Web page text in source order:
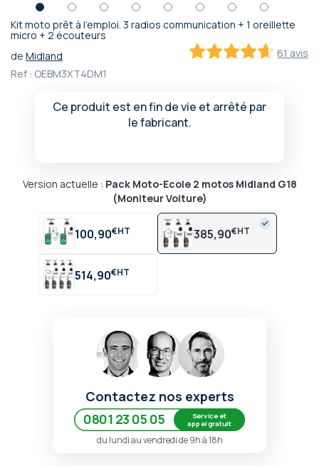
Kit moto prêt à l'emploi. 3 radios communication + 1 oreillette
micro + 2 écouteurs
61 avis
de Midland
Ref : OEBM3XT4DM1
Ce produit est en fin de vie et arrêté par
le fabricant.
Version actuelle : Pack Moto-Ecole 2 motos Midland G18
(Moniteur Voiture)
100,90€ 385,90€
514,90€
Passer
début
de
Contactez nos experts
0801 23 05 05
Service et
appel gratuit
du lundi au vendredi de 9h à 18h